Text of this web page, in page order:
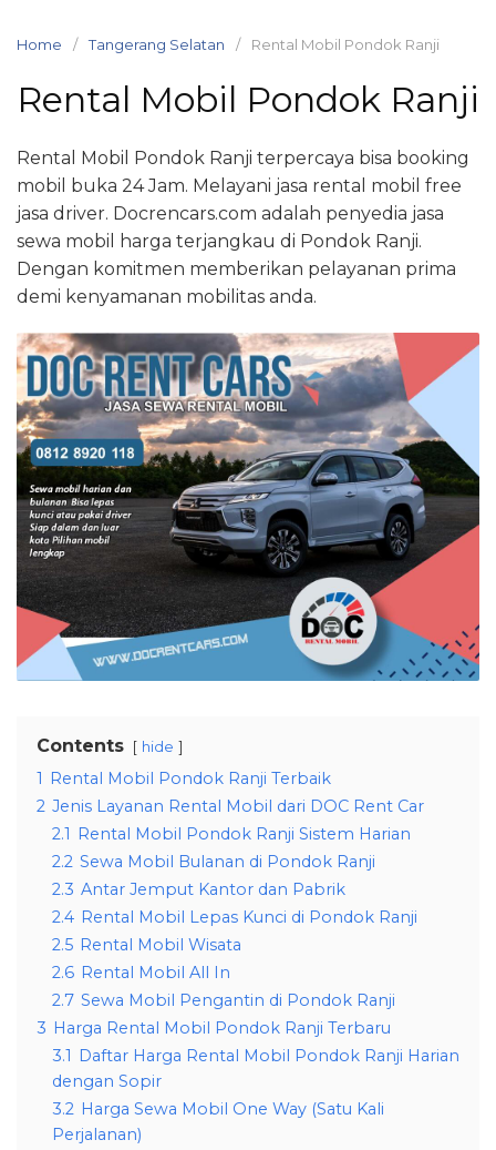
Home Tangerang Selatan Rental Mobil Pondok Ranji
Rental Mobil Pondok Ranji
Rental Mobil Pondok Ranji terpercaya bisa booking
mobil buka 24 Jam. Melayani jasa rental mobil free
jasa driver. Docrencars.com adalah penyedia jasa
sewa mobil harga terjangkau di Pondok Ranji.
Dengan komitmen memberikan pelayanan prima
demi kenyamanan mobilitas anda.
Contents hide
1 Rental Mobil Pondok Ranji Terbaik
2 Jenis Layanan Rental Mobil dari DOC Rent Car
2.1 Rental Mobil Pondok Ranji Sistem Harian
2.2 Sewa Mobil Bulanan di Pondok Ranji
2.3 Antar Jemput Kantor dan Pabrik
2.4 Rental Mobil Lepas Kunci di Pondok Ranji
2.5 Rental Mobil Wisata
2.6 Rental Mobil All In
2.7 Sewa Mobil Pengantin di Pondok Ranji
3 Harga Rental Mobil Pondok Ranji Terbaru
3.1 Daftar Harga Rental Mobil Pondok Ranji Harian
dengan Sopir
3.2 Harga Sewa Mobil One Way (Satu Kali
Perjalanan)